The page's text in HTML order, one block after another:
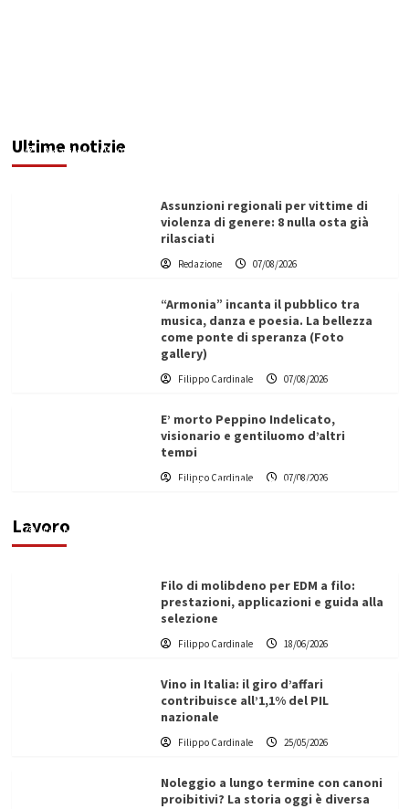
Ultime notizie
Redazione 07/08/2026
Assunzioni regionali per vittime di
violenza di genere: 8 nulla osta già
rilasciati
Redazione 07/08/2026
“Armonia” incanta il pubblico tra
musica, danza e poesia. La bellezza
come ponte di speranza (Foto
gallery)
Filippo Cardinale 07/08/2026
E’ morto Peppino Indelicato,
visionario e gentiluomo d’altri
tempi
Filippo Cardinale 07/08/2026
Lavoro
L’ingegnere saccense Buscarnera partner chiave
di un progetto transnazionale per la transizione
Filippo Cardinale
Filo di molibdeno per EDM a filo:
prestazioni, applicazioni e guida alla
selezione
Filippo Cardinale 18/06/2026
Vino in Italia: il giro d’affari
contribuisce all’1,1% del PIL
nazionale
Filippo Cardinale 25/05/2026
Noleggio a lungo termine con canoni
proibitivi? La storia oggi è diversa